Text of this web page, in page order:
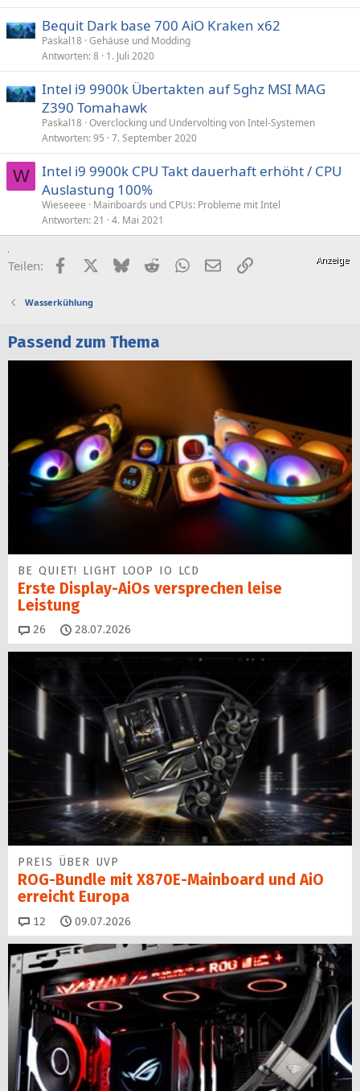
Bequit Dark base 700 AiO Kraken x62
Paskal18 Gehäuse und Modding
Antworten 8 1. Juli 2020
Intel i9 9900k Übertakten auf 5ghz MSI MAG
Z390 Tomahawk
Paskal18 Overclocking und Undervolting von Intel-Systemen
Antworten 95 7. September 2020
W
Intel i9 9900k CPU Takt dauerhaft erhöht / CPU
Auslastung 100%
Wieseeee
Mainboards und CPUs: Probleme mit Intel
Antworten 21 4. Mai 2021
Teilen: FacebookX (Twitter)
BlueskyRedditWhatsApp
E-MailLink
Wasserkühlung
Passend zum Thema
BE QUIET! LIGHT LOOP IO LCD
Erste Display-AiOs versprechen leise
Leistung
26 Kommentare
28.07.2026
PREIS ÜBER UVP
ROG-Bundle mit X870E-Mainboard und AiO
erreicht Europa
12 Kommentare
09.07.2026